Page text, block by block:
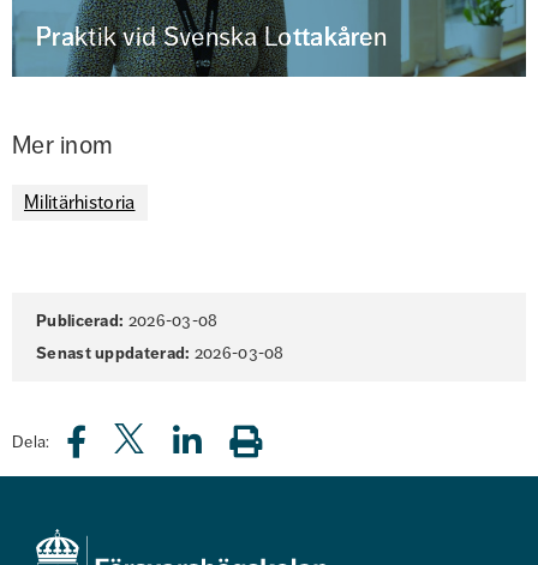
Praktik vid Svenska Lottakåren
Mer inom
Militärhistoria
Sidinformation
Publicerad: 2026-03-08
Senast uppdaterad: 2026-03-08
Dela: